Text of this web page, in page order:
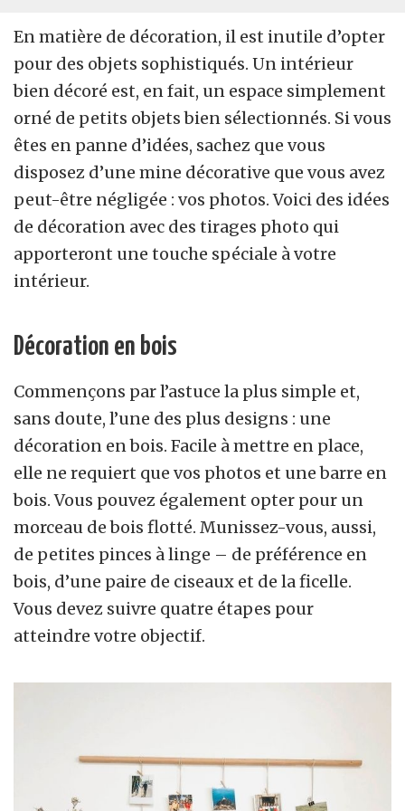
En matière de décoration, il est inutile d’opter
pour des objets sophistiqués. Un intérieur
bien décoré est, en fait, un espace simplement
orné de petits objets bien sélectionnés. Si vous
êtes en panne d’idées, sachez que vous
disposez d’une mine décorative que vous avez
peut-être négligée : vos photos. Voici des idées
de décoration avec des tirages photo qui
apporteront une touche spéciale à votre
intérieur.
Décoration en bois
Commençons par l’astuce la plus simple et,
sans doute, l’une des plus designs : une
décoration en bois. Facile à mettre en place,
elle ne requiert que vos photos et une barre en
bois. Vous pouvez également opter pour un
morceau de bois flotté. Munissez-vous, aussi,
de petites pinces à linge – de préférence en
bois, d’une paire de ciseaux et de la ficelle.
Vous devez suivre quatre étapes pour
atteindre votre objectif.